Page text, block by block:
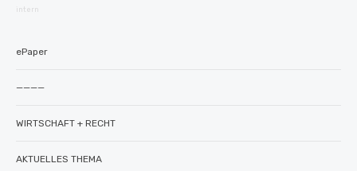
intern
ePaper
————
WIRTSCHAFT + RECHT
AKTUELLES THEMA